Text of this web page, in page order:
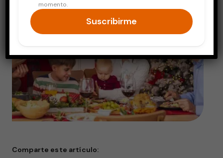
Comparte este artículo:
momento.
Suscribirme